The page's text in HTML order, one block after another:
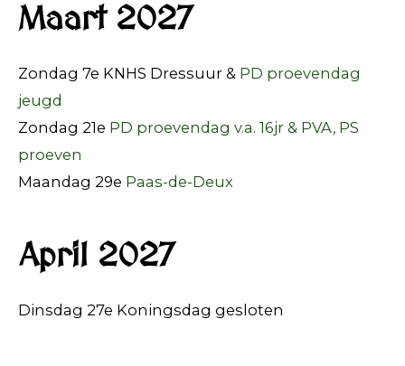
Maart 2027
Zondag 7e KNHS Dressuur & PD proevendag
jeugd
Zondag 21e PD proevendag v.a. 16jr & PVA, PS
proeven
Maandag 29e Paas-de-Deux
April 2027
Dinsdag 27e Koningsdag gesloten